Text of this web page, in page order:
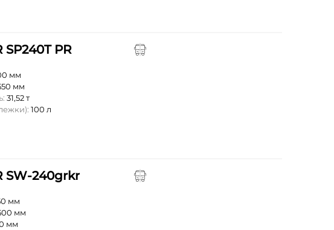
SP240T PR
мм
мм
31,52 т
100 л
SW-240grkr
мм
мм
мм